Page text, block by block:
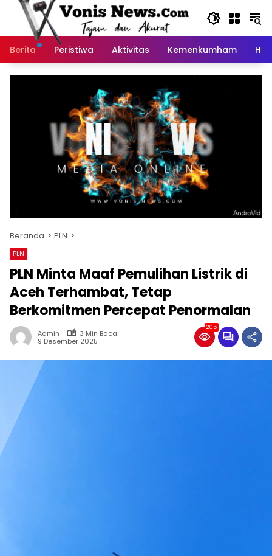
Langsung
Berita
Peristiwa Aktivitas Kemenkumham
Beranda PLN
PLN
PLN Minta Maaf Pemulihan Listrik di
Aceh Terhambat, Tetap
Berkomitmen Percepat Penormalan
Admin
3 Min Baca
9 Desember 2025
205